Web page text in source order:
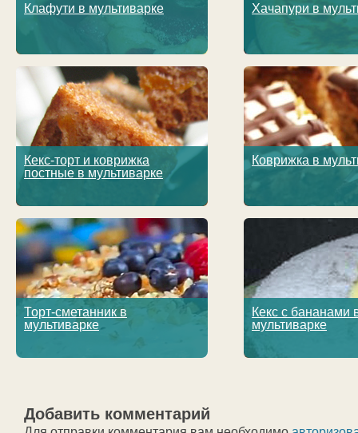
Клафути в мультиварке Хачапури в
Кекс-торт и коврижка
постные в мультиварке
Коврижка в
Торт-сметанник в
мультиварке
Кекс с бананами
мультиварке
Добавить комментарий